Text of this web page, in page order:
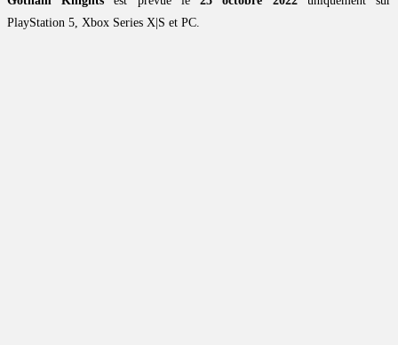
PlayStation 5, Xbox Series X|S et PC.